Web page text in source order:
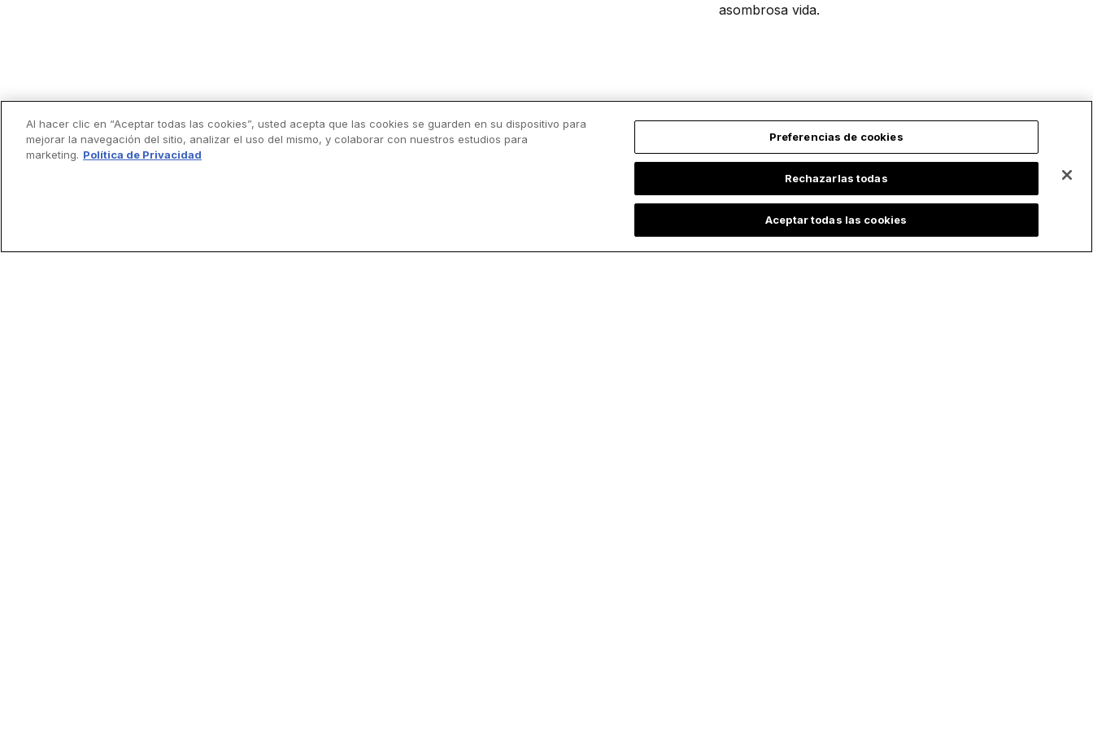
asombrosa vida.
Al hacer clic en “Aceptar todas las cookies”, usted acepta que las cookies se guarden en su dispositivo para
mejorar la navegación del sitio, analizar el uso del mismo, y colaborar con nuestros estudios para
marketing. Política de Privacidad
Preferencias de cookies
Rechazarlas todas
Aceptar todas las cookies